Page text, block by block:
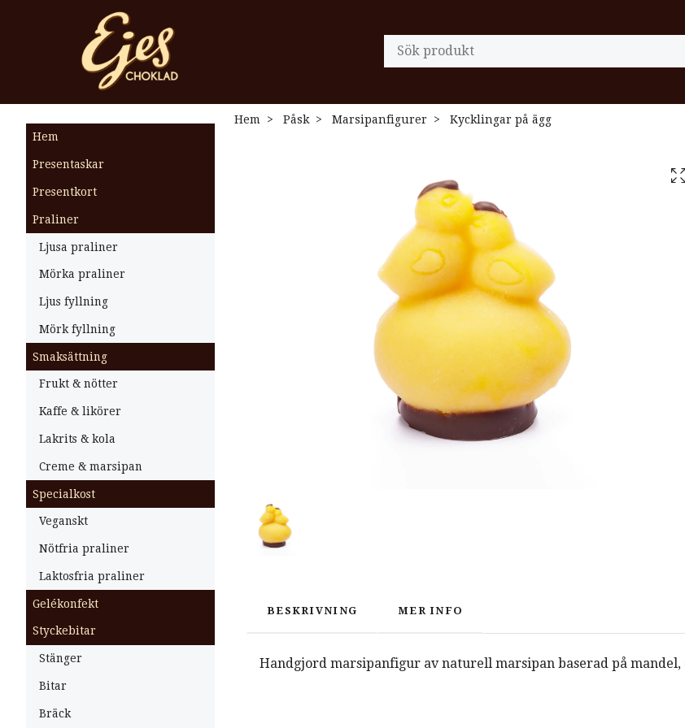
Hem
Presentaskar
Presentkort
Praliner
Ljusa praliner
Mörka praliner
Ljus fyllning
Mörk fyllning
Smaksättning
Frukt & nötter
Kaffe & likörer
Lakrits & kola
Creme & marsipan
Specialkost
Veganskt
Nötfria praliner
Laktosfria praliner
Gelékonfekt
Styckebitar
Stänger
Bitar
Bräck
Hem Påsk Marsipanfigurer Kycklingar på ägg
BESKRIVNING MER INFO
Handgjord marsipanfigur av naturell marsipan baserad på mandel,